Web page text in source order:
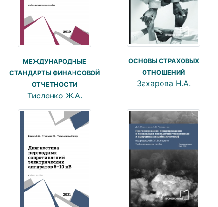
МЕЖДУНАРОДНЫЕ
СТАНДАРТЫ ФИНАНСОВОЙ
ОТЧЕТНОСТИ
Тисленко Ж.А.
ОСНОВЫ СТРАХОВЫХ
ОТНОШЕНИЙ
Захарова Н.А.